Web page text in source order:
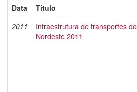
Data
Título
2011
Infraestrutura de transportes do
Nordeste 2011